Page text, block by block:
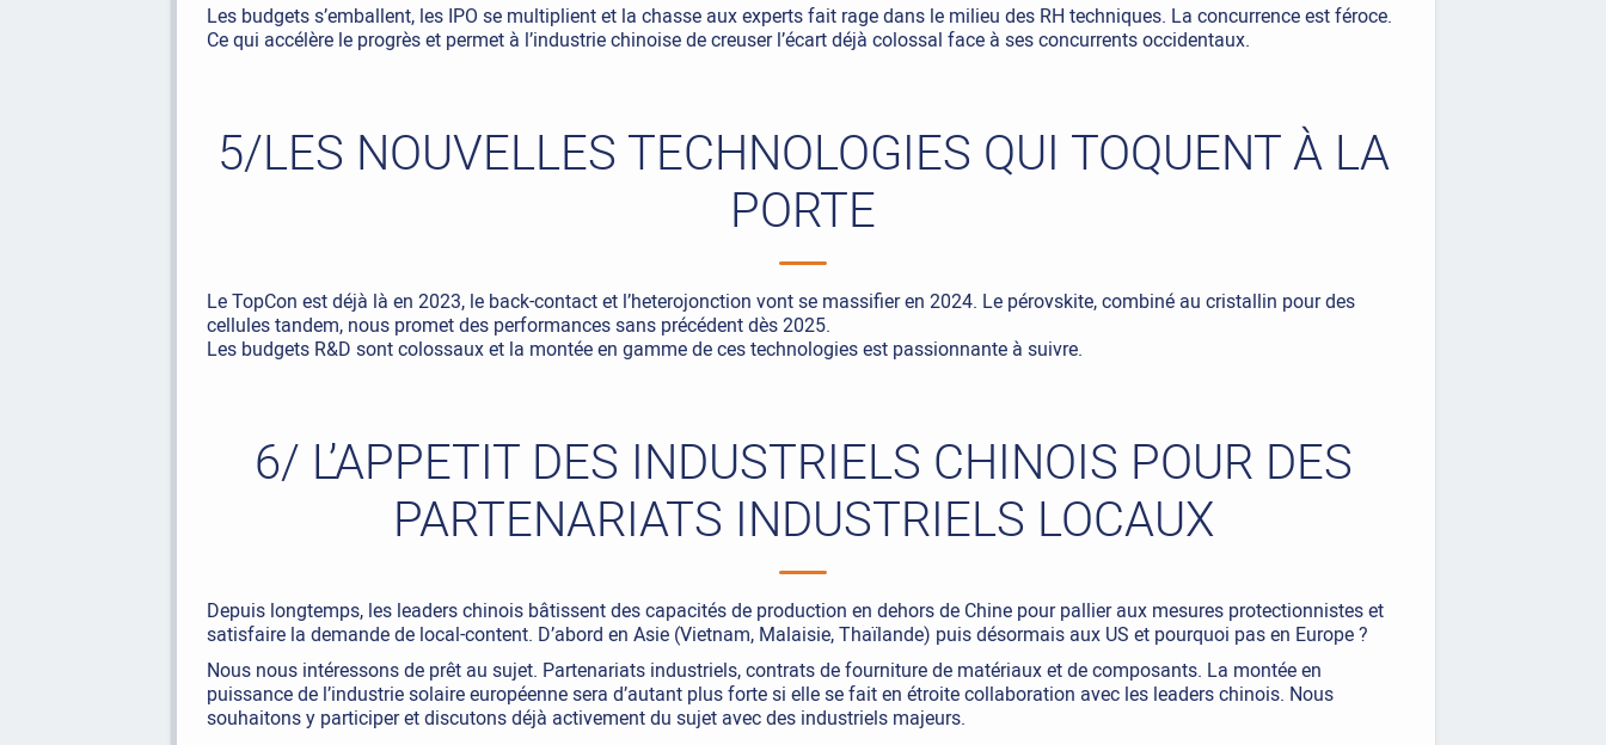
Les budgets s’emballent, les IPO se multiplient et la chasse aux experts fait rage dans le milieu des RH techniques. La concurrence est féroce.
Ce qui accélère le progrès et permet à l’industrie chinoise de creuser l’écart déjà colossal face à ses concurrents occidentaux.
5/LES NOUVELLES TECHNOLOGIES QUI TOQUENT À LA
PORTE
Le TopCon est déjà là en 2023, le back-contact et l’heterojonction vont se massifier en 2024. Le pérovskite, combiné au cristallin pour des
cellules tandem, nous promet des performances sans précédent dès 2025.
Les budgets R&D sont colossaux et la montée en gamme de ces technologies est passionnante à suivre.
6/ L’APPETIT DES INDUSTRIELS CHINOIS POUR DES
PARTENARIATS INDUSTRIELS LOCAUX
Depuis longtemps, les leaders chinois bâtissent des capacités de production en dehors de Chine pour pallier aux mesures protectionnistes et
satisfaire la demande de local-content. D’abord en Asie (Vietnam, Malaisie, Thaïlande) puis désormais aux US et pourquoi pas en Europe ?
Nous nous intéressons de prêt au sujet. Partenariats industriels, contrats de fourniture de matériaux et de composants. La montée en
puissance de l’industrie solaire européenne sera d’autant plus forte si elle se fait en étroite collaboration avec les leaders chinois. Nous
souhaitons y participer et discutons déjà activement du sujet avec des industriels majeurs.